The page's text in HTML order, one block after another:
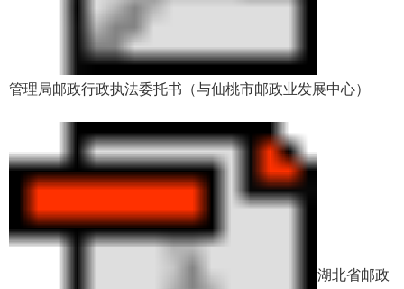
管理局邮政行政执法委托书（与仙桃市邮政业发展中心）
湖北省邮政